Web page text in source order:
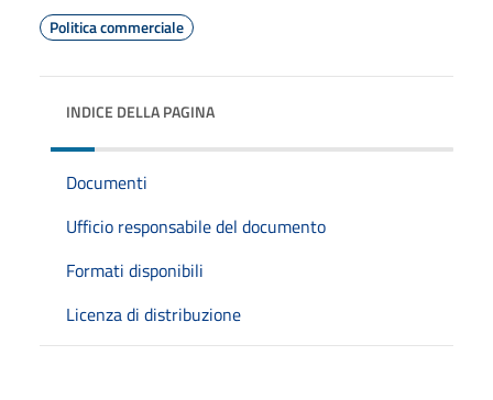
Politica commerciale
INDICE DELLA PAGINA
Documenti
Ufficio responsabile del documento
Formati disponibili
Licenza di distribuzione